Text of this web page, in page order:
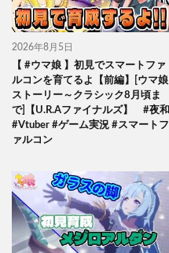
2026年8月5日
【 #ウマ娘 】初見でスマートファ
ルコンを育てるよ【前編】[ウマ娘
ストーリー～クラシック8月頃ま
で]【U.R.Aファイナルズ】 #夜和
#Vtuber #ゲーム実況 #スマートフ
ァルコン